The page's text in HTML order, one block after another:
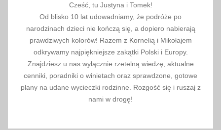
Cześć, tu Justyna i Tomek!
Od blisko 10 lat udowadniamy, że podróże po
narodzinach dzieci nie kończą się, a dopiero nabierają
prawdziwych kolorów! Razem z Kornelią i Mikołajem
odkrywamy najpiękniejsze zakątki Polski i Europy.
Znajdziesz u nas wyłącznie rzetelną wiedzę, aktualne
cenniki, poradniki o winietach oraz sprawdzone, gotowe
plany na udane wycieczki rodzinne. Rozgość się i ruszaj z
nami w drogę!